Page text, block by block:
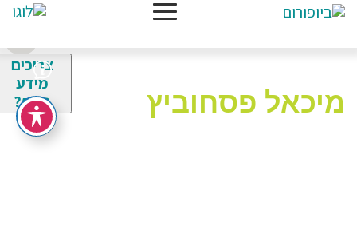
צריכים
מידע
נוסף?
מיכאל פסחוביץ